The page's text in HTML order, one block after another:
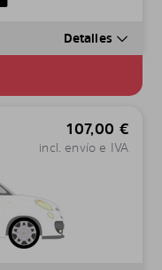
Detalles
107,00 €
incl. envío e IVA